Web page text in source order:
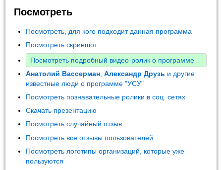
Посмотреть
Посмотреть, для кого подходит данная программа
Посмотреть скриншот
Посмотреть подробный видео-ролик о программе
Анатолий Вассерман ,Александр Друзь и другие
известные люди о программе "УСУ"
Посмотреть познавательные ролики в соц. сетях
Скачать презентацию
Посмотреть случайный отзыв
Посмотреть все отзывы пользователей
Посмотреть логотипы организаций, которые уже
пользуются